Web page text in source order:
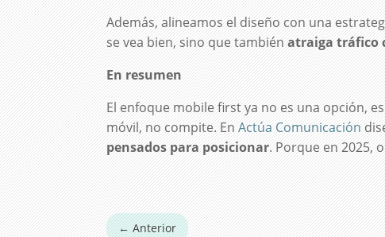
Además, alineamos el diseño con una
se vea bien, sino que tambiénatraiga tráfico
En resumen
El enfoque mobile first ya no es una opción,
móvil, no compite. EnActúa Comunicación
pensados para posicionar. Porque en 2025,
←Anterior